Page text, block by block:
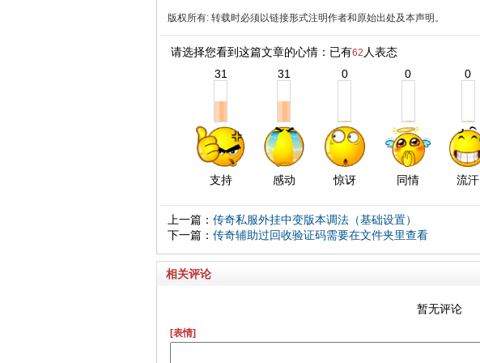
版权所有: 转载时必须以链接形式注明作者和原始出处及本声明。
请选择您看到这篇文章的心情：已有62 人表态
31
支持
31
感动
0
惊讶
0
同情
0
流汗
上一篇： 传奇私服外挂中变版本调法（基础设置）
下一篇： 传奇辅助过回收验证码需要在文件夹里查看
相关评论
暂无评论
[表情]